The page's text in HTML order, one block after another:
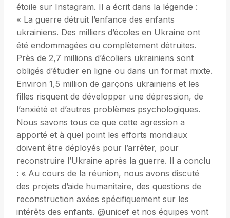
étoile sur Instagram. Il a écrit dans la légende :
« La guerre détruit l’enfance des enfants
ukrainiens. Des milliers d’écoles en Ukraine ont
été endommagées ou complètement détruites.
Près de 2,7 millions d’écoliers ukrainiens sont
obligés d’étudier en ligne ou dans un format mixte.
Environ 1,5 million de garçons ukrainiens et les
filles risquent de développer une dépression, de
l’anxiété et d’autres problèmes psychologiques.
Nous savons tous ce que cette agression a
apporté et à quel point les efforts mondiaux
doivent être déployés pour l’arrêter, pour
reconstruire l’Ukraine après la guerre. Il a conclu
: « Au cours de la réunion, nous avons discuté
des projets d’aide humanitaire, des questions de
reconstruction axées spécifiquement sur les
intérêts des enfants. @unicef ​​et nos équipes vont